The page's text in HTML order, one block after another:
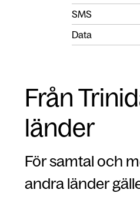
SMS
Data
Från
länder
För samtal och
andra länder